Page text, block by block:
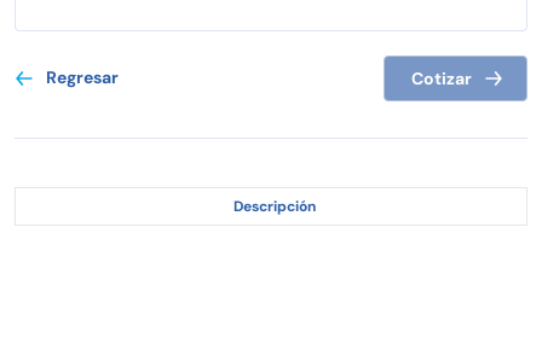
Regresar Cotizar
Descripción